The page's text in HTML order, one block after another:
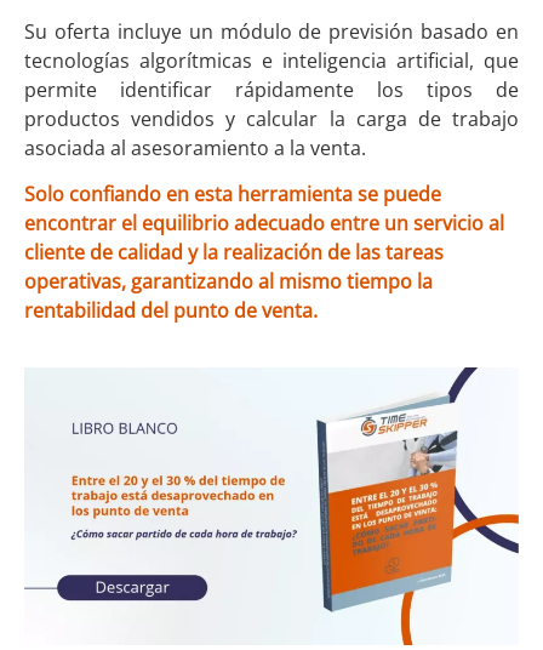
Su oferta incluye un módulo de previsión basado en
tecnologías algorítmicas e inteligencia artificial, que
permite identificar rápidamente los tipos de
productos vendidos y calcular la carga de trabajo
asociada al asesoramiento a la venta.
Solo confiando en esta herramienta se puede
encontrar el equilibrio adecuado entre un servicio al
cliente de calidad y la realización de las tareas
operativas, garantizando al mismo tiempo la
rentabilidad del punto de venta.